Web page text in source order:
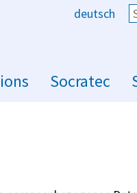
deutsch
Socratec